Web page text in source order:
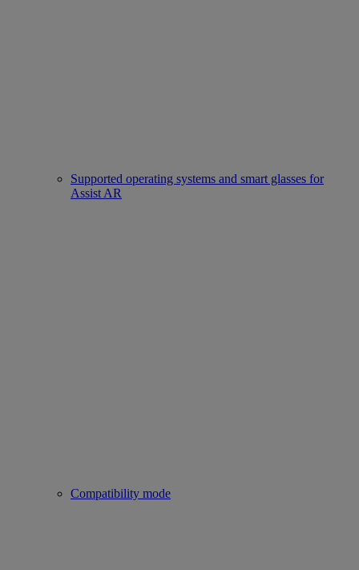
Supported operating systems and smart glasses for
Assist AR
Compatibility mode